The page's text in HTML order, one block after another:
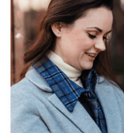
DEL
CLIENTE
Y
7
OPORTUNIDADES
CLAVE
DE
CRECIMIENTO